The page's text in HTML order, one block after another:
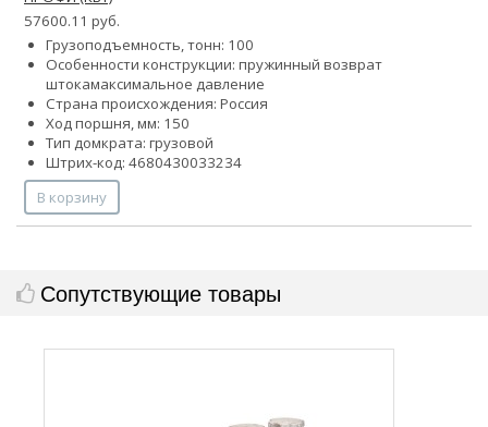
57600.11 руб.
Грузоподъемность, тонн: 100
Особенности конструкции: пружинный возврат
штокамаксимальное давление
Страна происхождения: Россия
Ход поршня, мм: 150
Тип домкрата: грузовой
Штрих-код: 4680430033234
В корзину
Сопутствующие товары